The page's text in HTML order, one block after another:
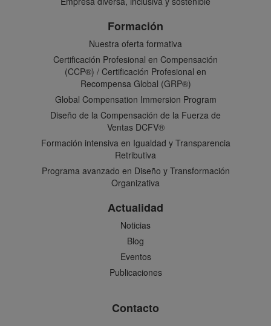
Formación
Nuestra oferta formativa
Certificación Profesional en Compensación
(CCP®) / Certificación Profesional en
Recompensa Global (GRP®)
Global Compensation Immersion Program
Diseño de la Compensación de la Fuerza de
Ventas DCFV®
Formación intensiva en Igualdad y Transparencia
Retributiva
Programa avanzado en Diseño y Transformación
Organizativa
Actualidad
Noticias
Blog
Eventos
Publicaciones
Contacto